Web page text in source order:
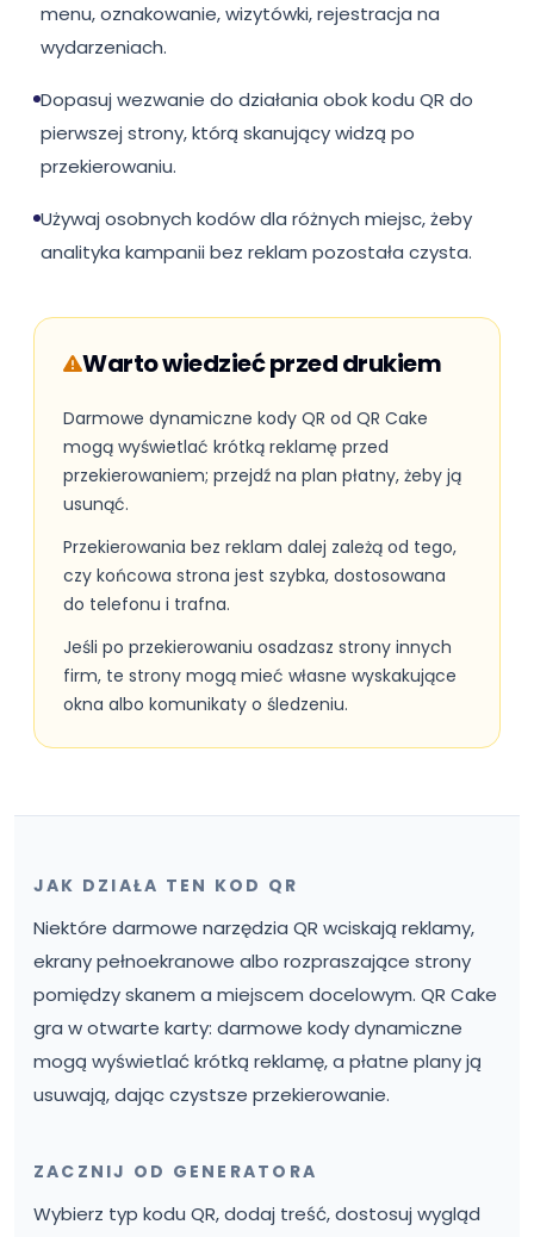
menu, oznakowanie, wizytówki, rejestracja na
wydarzeniach.
Dopasuj wezwanie do działania obok kodu QR do
pierwszej strony, którą skanujący widzą po
przekierowaniu.
Używaj osobnych kodów dla różnych miejsc, żeby
analityka kampanii bez reklam pozostała czysta.
Warto wiedzieć przed drukiem
Darmowe dynamiczne kody QR od QR Cake
mogą wyświetlać krótką reklamę przed
przekierowaniem; przejdź na plan płatny, żeby ją
usunąć.
Przekierowania bez reklam dalej zależą od tego,
czy końcowa strona jest szybka, dostosowana
do telefonu i trafna.
Jeśli po przekierowaniu osadzasz strony innych
firm, te strony mogą mieć własne wyskakujące
okna albo komunikaty o śledzeniu.
JAK DZIAŁA TEN KOD QR
Niektóre darmowe narzędzia QR wciskają reklamy,
ekrany pełnoekranowe albo rozpraszające strony
pomiędzy skanem a miejscem docelowym. QR Cake
gra w otwarte karty: darmowe kody dynamiczne
mogą wyświetlać krótką reklamę, a płatne plany ją
usuwają, dając czystsze przekierowanie.
ZACZNIJ OD GENERATORA
Wybierz typ kodu QR, dodaj treść, dostosuj wygląd